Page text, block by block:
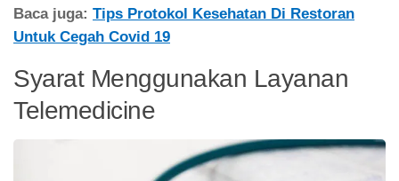
Baca juga: Tips Protokol Kesehatan Di Restoran
Untuk Cegah Covid 19
Syarat Menggunakan Layanan
Telemedicine